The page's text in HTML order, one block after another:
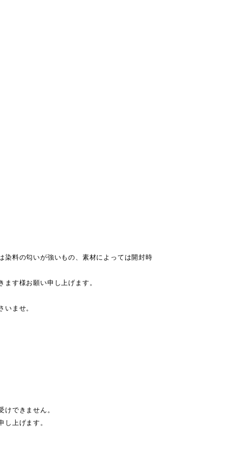
染料の匂いが強いもの、素材によっては開封時
す様お願い申し上げます。
ませ。
できません。
上げます。